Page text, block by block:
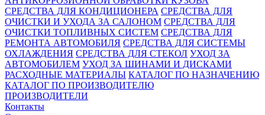
СРЕДСТВА ДЛЯ КОНДИЦИОНЕРА СРЕДСТВА ДЛЯ
ОЧИСТКИ И УХОДА ЗА САЛОНОМ СРЕДСТВА ДЛЯ
ОЧИСТКИ ТОПЛИВНЫХ СИСТЕМ СРЕДСТВА ДЛЯ
РЕМОНТА АВТОМОБИЛЯ СРЕДСТВА ДЛЯ СИСТЕМЫ
ОХЛАЖДЕНИЯ СРЕДСТВА ДЛЯ СТЕКОЛ УХОД ЗА
АВТОМОБИЛЕМ УХОД ЗА ШИНАМИ И ДИСКАМИ
РАСХОДНЫЕ МАТЕРИАЛЫ КАТАЛОГ ПО НАЗНАЧЕНИЮ
КАТАЛОГ ПО ПРОИЗВОДИТЕЛЮ
ПРОИЗВОДИТЕЛИ
Контакты